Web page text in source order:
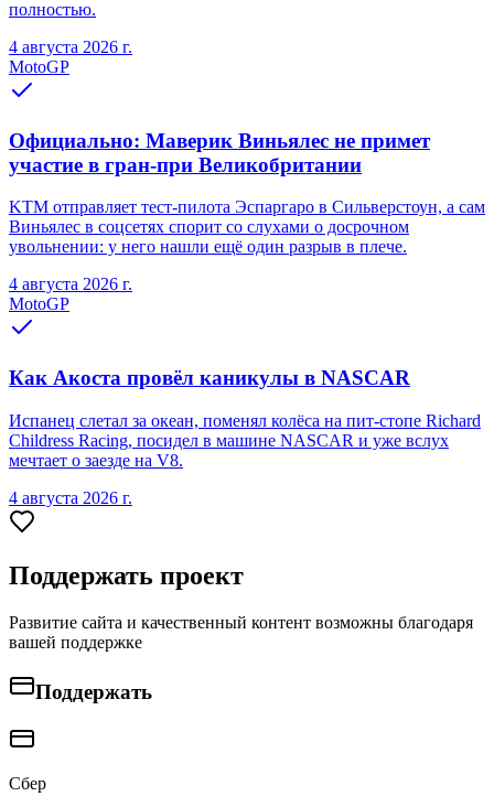
полностью.
4 августа 2026 г.
MotoGP
Официально: Маверик Виньялес не примет
участие в гран-при Великобритании
KTM отправляет тест-пилота Эспаргаро в Сильверстоун, а сам
Виньялес в соцсетях спорит со слухами о досрочном
увольнении: у него нашли ещё один разрыв в плече.
4 августа 2026 г.
MotoGP
Как Акоста провёл каникулы в NASCAR
Испанец слетал за океан, поменял колёса на пит-стопе Richard
Childress Racing, посидел в машине NASCAR и уже вслух
мечтает о заезде на V8.
4 августа 2026 г.
Поддержать проект
Развитие сайта и качественный контент возможны благодаря
вашей поддержке
Поддержать
Сбер